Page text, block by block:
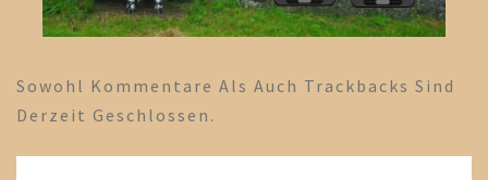
Sowohl Kommentare Als Auch Trackbacks Sind
Derzeit Geschlossen.